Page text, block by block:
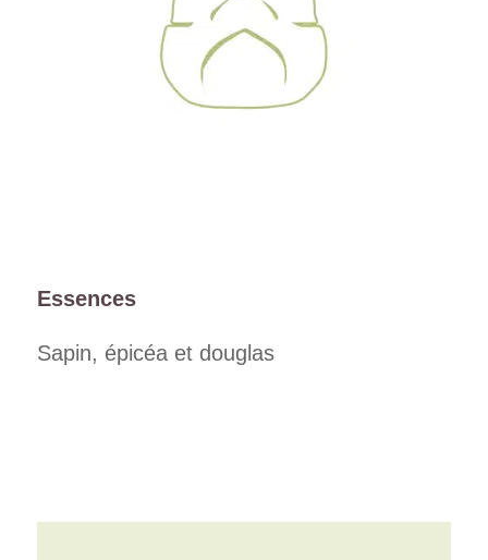
Essences
Sapin, épicéa et douglas